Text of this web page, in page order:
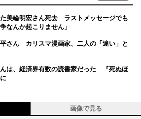
美輪明宏さん死去 ラストメッセージでも
んか起こりません」
さん カリスマ漫画家、二人の「違い」と
は、経済界有数の読書家だった 『死ぬほ
画像で見る